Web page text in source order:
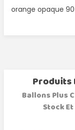
orange opaque
Produits
Ballons Plus
Stock